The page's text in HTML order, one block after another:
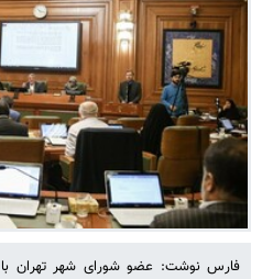
فارس نوشت: عضو شورای شهر تهران